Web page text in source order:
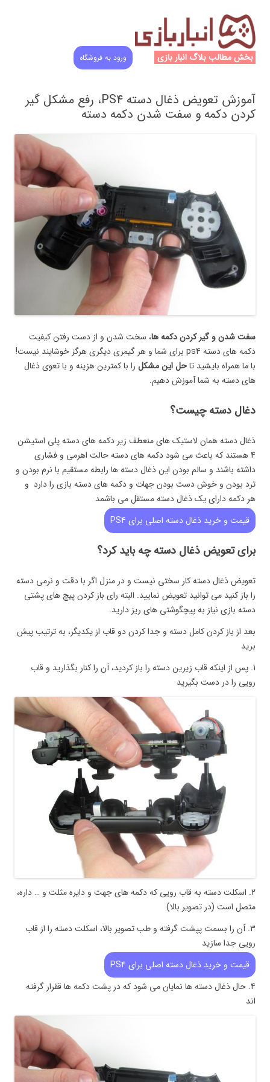
بخش مطالب بلاگ انبار بازی ورود به فروشگاه
آموزش تعویض ذغال دسته PS4، رفع مشکل گیر
کردن دکمه و سفت شدن دکمه دسته
سفت شدن و گیر کردن دکمه ها، سخت شدن و از دست رفتن کیفیت
دکمه های دسته ps4 برای شما و هر گیمری دیگری هرگز خوشایند نیست!
با ما همراه بایشید تاحل این مشکل را با کمترین هزینه و با تعوی ذغال
های دسته به شما آموزش دهیم.
دغال دسته چیست؟
ذغال دسته همان لاستیک های منعطف زیر دکمه های دسته پلی استیشن
4 هستند که باعث می شود دکمه های دسته حالت اهرمی و فشاری
داشته باشند و سالم بودن این ذغال دسته ها رابطه مستقیم با نرم بودن و
ترد بودن و خوش دست بودن جهات و دکمه های دسته بازی را دارد و
هر دکمه دارای یک ذغال دسته مستقل می باشمد
قیمت و خرید ذغال دسته اصلی برای PS4
برای تعویض ذغال دسته چه باید کرد؟
تعویض ذغال دسته کار سختی نیست و در منزل اگر با دقت و نرمی دسته
را باز کنید می توانید تعویض نمایید. البته رای باز کردن پیچ های پشتی
دسته بازی نیاز به پیچگوشتی های ریز دارید.
بعد از باز کردن کامل دسته و جدا کردن دو قاب از یکدیگر، به ترتیب پیش
برید
1. پس از اینکه قاب زیرین دسته را باز کردید، آن را کنار بگذارید و قاب
رویی را در دست بگیرید
2. اسکلت دسته به قاب رویی که دکمه های جهت و دایره مثلت و … داره،
متصل است (در تصویر بالا)
3. آن را بسمت پپشت گرفته و طب تصویر بالا، اسکلت دسته را از قاب
رویی جدا سازید
قیمت و خرید ذغال دسته اصلی برای PS4
4. حال ذغال دسته ها نمایان می شود که در پشت دکمه ها ققرار گرفته
اند